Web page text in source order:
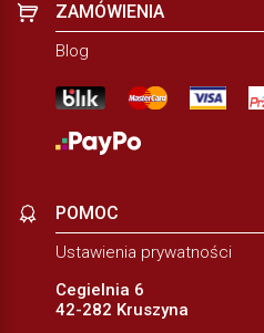
ZAMÓWIENIA
Blog
POMOC
Ustawienia prywatności
Cegielnia 6
42-282 Kruszyna